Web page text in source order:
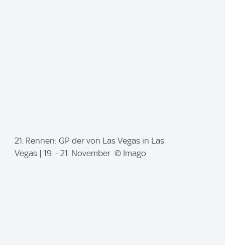
m
21. Rennen: GP der von Las Vegas in Las
Vegas | 19. - 21. November © Imago